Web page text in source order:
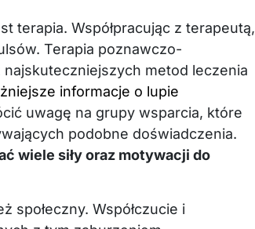
terapia. Współpracując z terapeutą,
Terapia poznawczo-
metod leczenia
informacje o lupie
uwagę na grupy wsparcia, które
podobne doświadczenia.
wiele siły oraz motywacji do
społeczny. Współczucie i